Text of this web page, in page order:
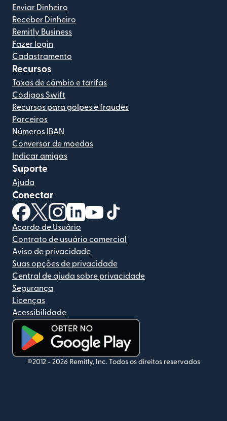
Enviar Dinheiro
Receber Dinheiro
Remitly Business
Fazer login
Cadastramento
Recursos
Taxas de câmbio e tarifas
Códigos Swift
Recursos para golpes e fraudes
Parceiros
Números IBAN
Conversor de moedas
Indicar amigos
Suporte
Ajuda
Conectar
(abre em uma nova janela)
(abre em uma nova janela)
(abre em uma nova janela)
(abre em uma nova janela)
(abre em uma nova janela)
Acordo de Usuário
Contrato de usuário comercial
Aviso de privacidade
Suas opções de privacidade
Central de ajuda sobre privacidade
Segurança
Licenças
Acessibilidade
(abre em uma nova janela)
©2012 - 2026 Remitly, Inc. Todos os direitos reservados